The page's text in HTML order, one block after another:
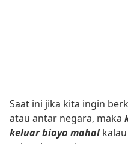
Saat ini jika kita ingin
atau antar negara, maka
keluar biaya mahal